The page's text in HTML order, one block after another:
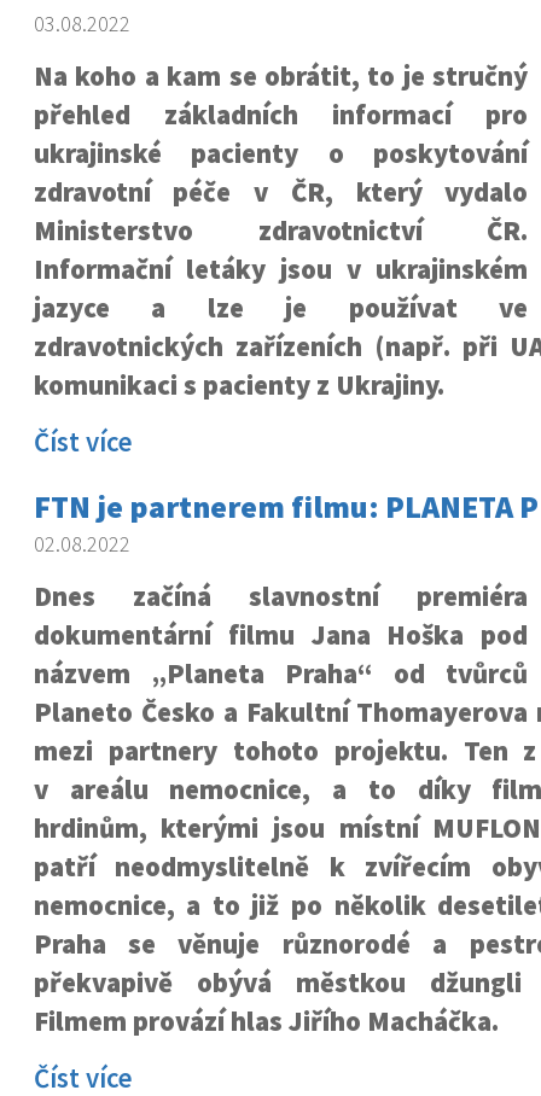
03.08.2022
Na koho a kam se obrátit, to je stručný
přehled základních informací pro
ukrajinské pacienty o poskytování
zdravotní péče v ČR, který vydalo
Ministerstvo zdravotnictví ČR.
Informační letáky jsou v ukrajinském
jazyce a lze je používat ve
zdravotnických zařízeních (např. při
komunikaci s pacienty z Ukrajiny.
Číst více
FTN je partnerem filmu: PLANETA
02.08.2022
Dnes začíná slavnostní premiéra
dokumentární filmu Jana Hoška pod
názvem „Planeta Praha“ od tvůrců
Planeto Česko a Fakultní
mezi partnery tohoto projektu. Ten
v areálu nemocnice, a to díky
hrdinům, kterými jsou místní
patří neodmyslitelně k zvířecím
nemocnice, a to již po několik
Praha se věnuje různorodé a
překvapivě obývá městkou džungli
Filmem provází hlas Jiřího Macháčka.
Číst více